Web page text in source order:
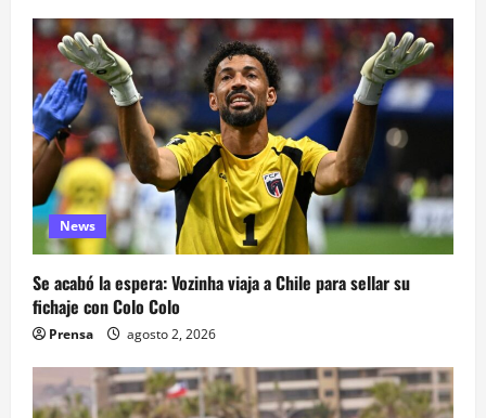
News
Se acabó la espera: Vozinha viaja a Chile para sellar su
fichaje con Colo Colo
Prensa agosto 2, 2026